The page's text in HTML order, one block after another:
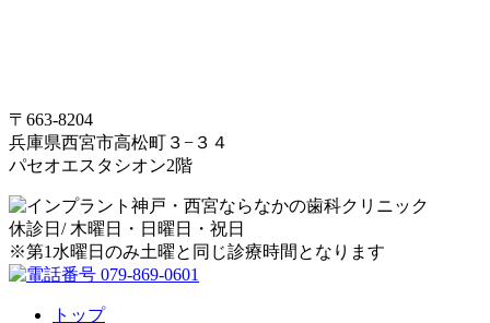
〒663-8204
兵庫県西宮市高松町３−３４
パセオエスタシオン2階
休診日/ 木曜日・日曜日・祝日
※第1水曜日のみ土曜と同じ診療時間となります
トップ